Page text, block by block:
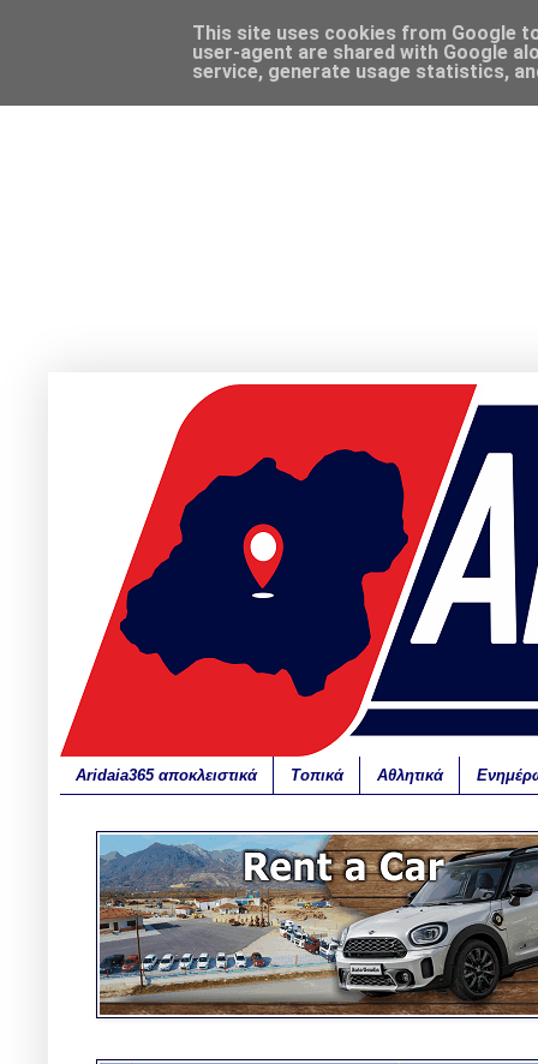
Aridaia365 αποκλειστικά Τοπικά Αθλητικά
This site uses cookies from Google
user-agent are shared with Google
service, generate usage statistics,